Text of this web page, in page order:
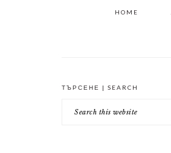
HOME
PRIMARY
SIDEBAR
ТЪРСЕНЕ | SEARCH
this